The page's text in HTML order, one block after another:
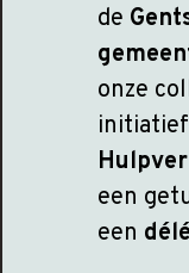
de
onze
initiatief
een
een